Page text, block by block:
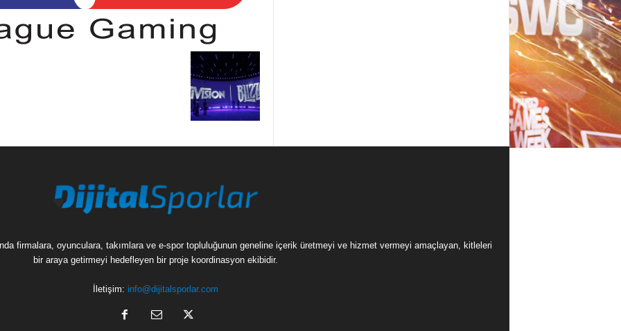
firmalara, oyunculara, takımlara ve e-spor topluluğunun geneline içerik üretmeyi ve hizmet vermeyi amaçlayan, kitleleri
bir araya getirmeyi hedefleyen bir proje koordinasyon ekibidir.
İletişim: info@dijitalsporlar.com